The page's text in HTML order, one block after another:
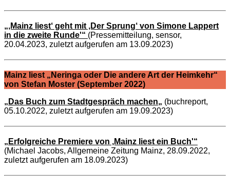
„‚Mainz liest‘ geht mit ‚Der Sprung‘ von Simone Lappert
in die zweite Runde'“ (Pressemitteilung, sensor,
20.04.2023, zuletzt aufgerufen am 13.09.2023)
Mainz liest „Neringa oder Die andere Art der Heimkehr“
von Stefan Moster (September 2022)
„ Das Buch zum Stadtgespräch machen„ (buchreport,
05.10.2022, zuletzt aufgerufen am 19.09.2023)
„Erfolgreiche Premiere von ‚Mainz liest ein Buch'“
(Michael Jacobs, Allgemeine Zeitung Mainz, 28.09.2022,
zuletzt aufgerufen am 18.09.2023)